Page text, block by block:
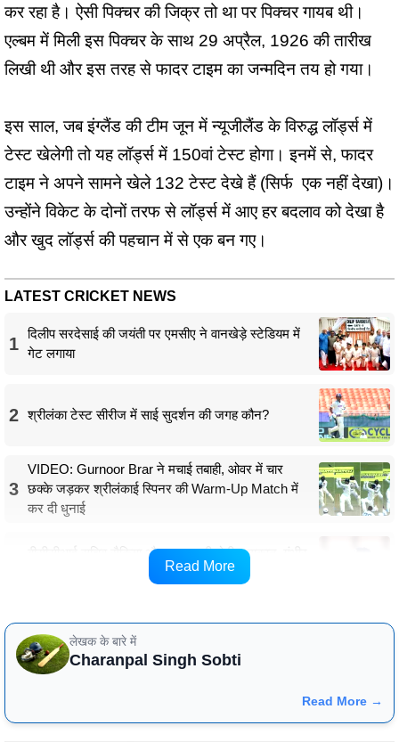
कर रहा है। ऐसी पिक्चर की जिक्र तो था पर पिक्चर गायब थी।
एल्बम में मिली इस पिक्चर के साथ 29 अप्रैल, 1926 की तारीख
लिखी थी और इस तरह से फादर टाइम का जन्मदिन तय हो गया।
इस साल, जब इंग्लैंड की टीम जून में न्यूजीलैंड के विरुद्ध लॉर्ड्स में
टेस्ट खेलेगी तो यह लॉर्ड्स में 150वां टेस्ट होगा। इनमें से, फादर
टाइम ने अपने सामने खेले 132 टेस्ट देखे हैं (सिर्फ एक नहीं देखा)।
उन्होंने विकेट के दोनों तरफ से लॉर्ड्स में आए हर बदलाव को देखा है
और खुद लॉर्ड्स की पहचान में से एक बन गए।
LATEST CRICKET NEWS
1
दिलीप सरदेसाई की जयंती पर एमसीए ने वानखेड़े स्टेडियम में
गेट लगाया
2 श्रीलंका टेस्ट सीरीज में साई सुदर्शन की जगह कौन?
3
VIDEO: Gurnoor Brar ने मचाई तबाही, ओवर में चार
छक्के जड़कर श्रीलंकाई स्पिनर की Warm-Up Match में
कर दी धुनाई
बीसीसीआई सचिव सैकिया और लक्ष्मण की होगी मुलाकात, गंभीर
और अगरकर के शामिल होने पर संशयRead More
लेखक के बारे में
Charanpal Singh Sobti
Read More →